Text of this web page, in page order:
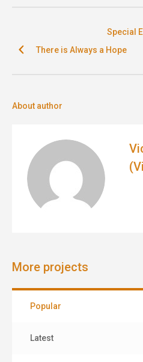
Special
There is Always a Hope
About author
More projects
Popular
Latest